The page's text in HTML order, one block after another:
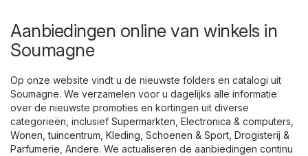
Aanbiedingen online van winkels in
Soumagne
Op onze website vindt u de nieuwste folders en catalogi uit
Soumagne. We verzamelen voor u dagelijks alle informatie
over de nieuwste promoties en kortingen uit diverse
categorieën, inclusief Supermarkten Electronica & computers
Wonen, tuincentrum Kleding, Schoenen & Sport Drogisterij &
Parfumerie Andere. We actualiseren de aanbiedingen continu